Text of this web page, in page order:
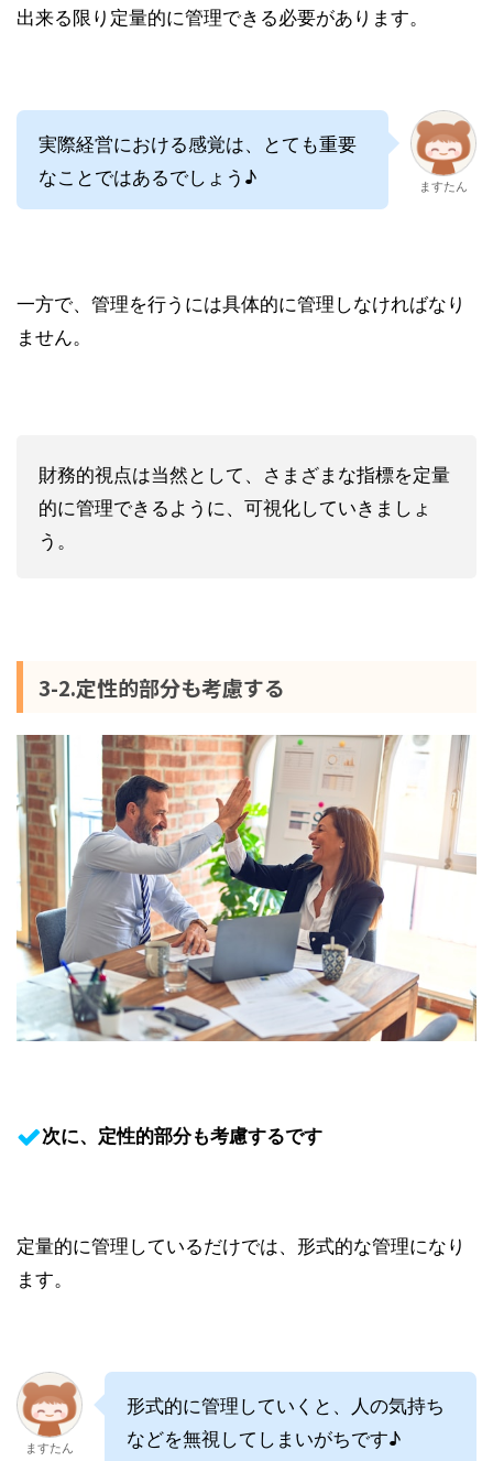
出来る限り定量的に管理できる必要があります。
実際経営における感覚は、とても重要
なことではあるでしょう♪
ますたん
一方で、管理を行うには具体的に管理しなければなり
ません。
財務的視点は当然として、さまざまな指標を定量
的に管理できるように、可視化していきましょ
う。
3-2.定性的部分も考慮する
次に、定性的部分も考慮するです
定量的に管理しているだけでは、形式的な管理になり
ます。
ますたん
形式的に管理していくと、人の気持ち
などを無視してしまいがちです♪